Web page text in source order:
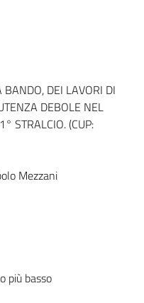
BANDO, DEI LAVORI DI
DEBOLE NEL
STRALCIO. (CUP:
Mezzani
più basso